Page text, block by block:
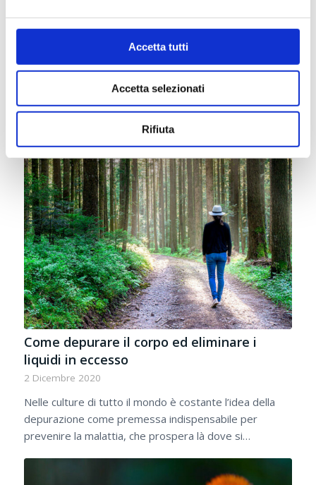
Accetta tutti
Accetta selezionati
Rifiuta
C’è un organo del corpo umano poco conosciuto
eppure di vitale importanza, localizzato a livello
intestinale, del peso di un chilogrammo, formato…
Come depurare il corpo ed eliminare i
liquidi in eccesso
2 Dicembre 2020
Nelle culture di tutto il mondo è costante l’idea della
depurazione come premessa indispensabile per
prevenire la malattia, che prospera là dove si…